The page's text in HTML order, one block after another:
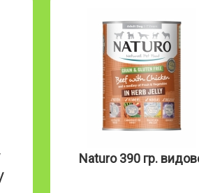
Naturo 390 гр. видове